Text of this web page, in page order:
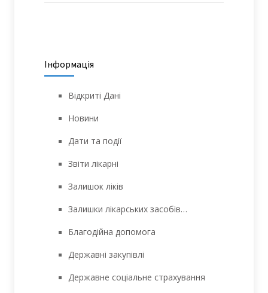
Інформація
Відкриті Дані
Новини
Дати та події
Звіти лікарні
Залишок ліків
Залишки лікарських засобів…
Благодійна допомога
Державні закупівлі
Державне соціальне страхування